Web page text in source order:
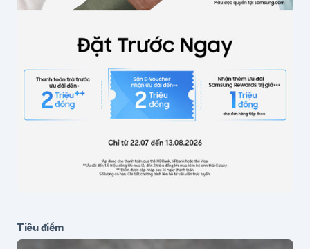
Lưu thông tin cho lần bình luận sau
Gửi bình luận
Tiêu điểm